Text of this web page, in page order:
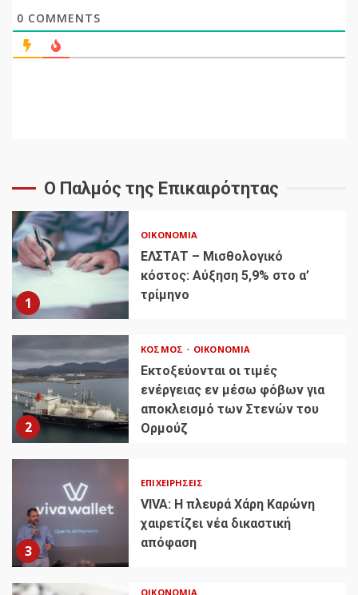
0 COMMENTS
Ο Παλμός της Επικαιρότητας
1
ΟΙΚΟΝΟΜΊΑ
ΕΛΣΤΑΤ – Μισθολογικό
κόστος: Αύξηση 5,9% στο α’
τρίμηνο
2
ΚΌΣΜΟΣ ΟΙΚΟΝΟΜΊΑ
Εκτοξεύονται οι τιμές
ενέργειας εν μέσω φόβων για
αποκλεισμό των Στενών του
Ορμούζ
3
ΕΠΙΧΕΙΡΉΣΕΙΣ
VIVA: Η πλευρά Χάρη Καρώνη
χαιρετίζει νέα δικαστική
απόφαση
ΟΙΚΟΝΟΜΊΑ